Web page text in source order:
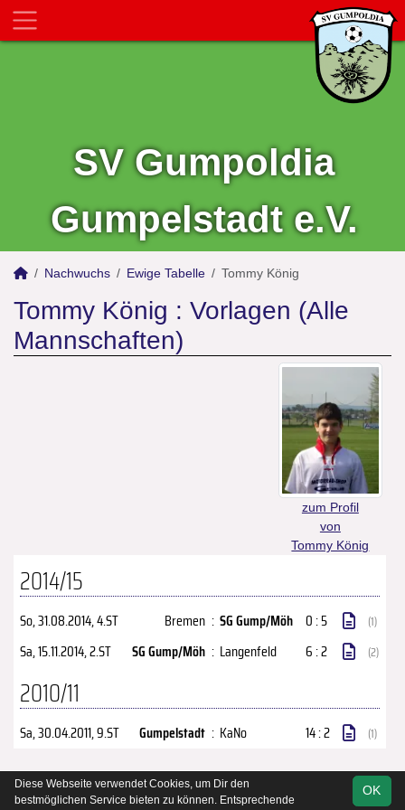
SV Gumpoldia
Gumpelstadt e.V.
Nachwuchs Ewige Tabelle Tommy König
Tommy König : Vorlagen (Alle
Mannschaften)
zum Profil
von
Tommy König
2014/15
So, 31.08.2014, 4.ST Bremen : SG Gump/Möh 0 : 5 (1)
Sa, 15.11.2014, 2.ST SG Gump/Möh : Langenfeld 6 : 2 (2)
2010/11
Sa, 30.04.2011, 9.ST Gumpelstadt : KaNo 14 : 2 (1)
soccero.de OK
Diese Webseite verwendet Cookies, um Dir den
bestmöglichen Service bieten zu können. Entsprechende